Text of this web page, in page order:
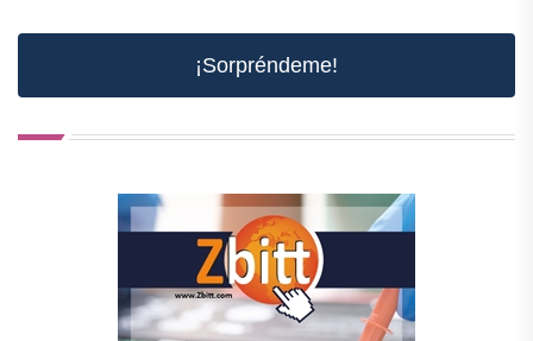
¡Sorpréndeme!